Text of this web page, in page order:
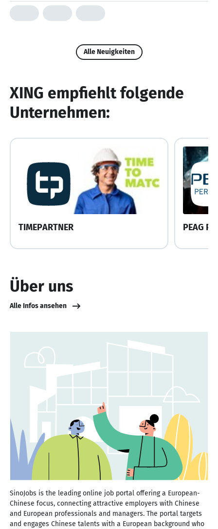
Alle Neuigkeiten
XING empfiehlt folgende
Unternehmen:
TIMEPARTNER PEAG
Über uns
Alle Infos ansehen
SinoJobs is the leading online job portal offering a European-
Chinese focus, connecting attractive employers with Chinese
and European professionals and managers. The portal targets
and engages Chinese talents with a European background who